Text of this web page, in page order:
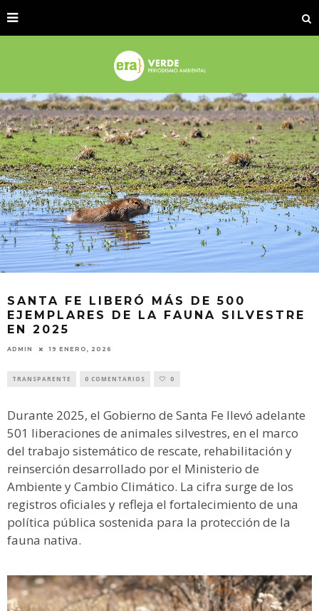
SANTA FE LIBERÓ MÁS DE 500
EJEMPLARES DE LA FAUNA SILVESTRE
EN 2025
ADMIN 19 ENERO, 2026
TRANSPARENTE 0 COMENTARIOS 0
Durante 2025, el Gobierno de Santa Fe llevó adelante
501 liberaciones de animales silvestres, en el marco
del trabajo sistemático de rescate, rehabilitación y
reinserción desarrollado por el Ministerio de
Ambiente y Cambio Climático. La cifra surge de los
registros oficiales y refleja el fortalecimiento de una
política pública sostenida para la protección de la
fauna nativa.